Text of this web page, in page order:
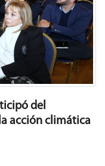
del
acción climática